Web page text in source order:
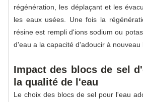
régénération, les déplaçant et les
les eaux usées. Une fois la
résine est rempli d'ions sodium ou
d'eau a la capacité d'adoucir à nouveau
Impact des blocs de sel
la qualité de l'eau
Le choix des blocs de sel pour l'eau